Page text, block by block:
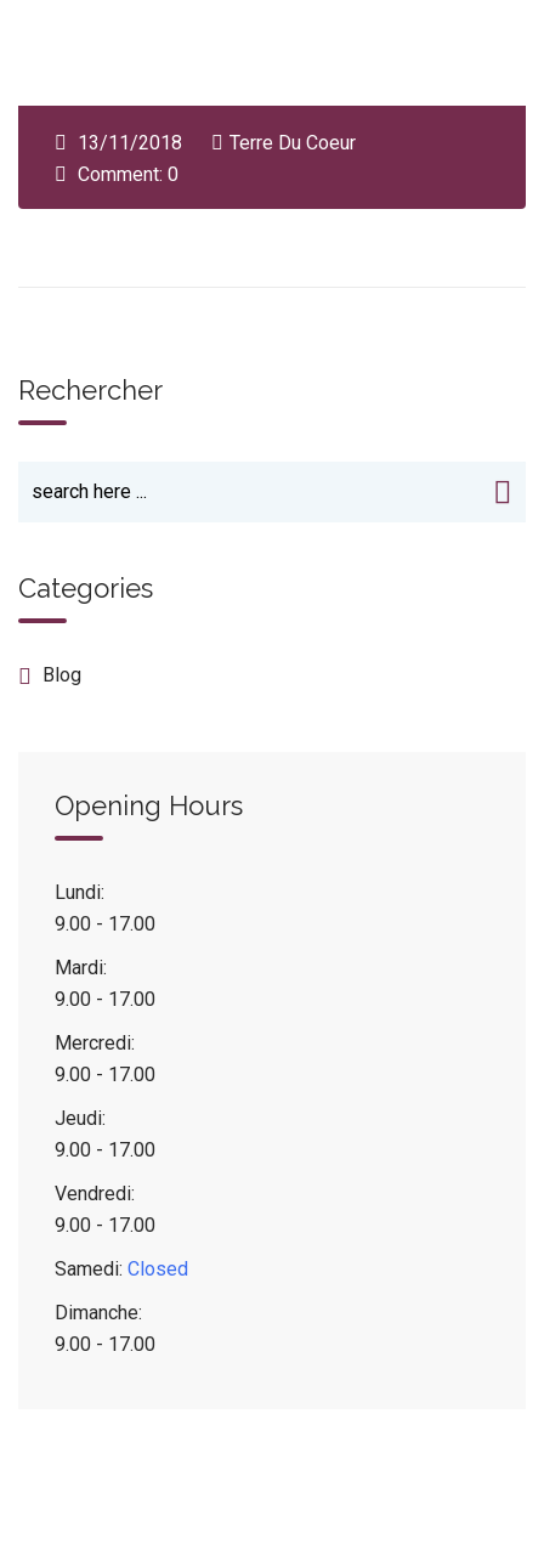
13/11/2018
Terre Du Coeur
Comment: 0
Rechercher
Categories
Blog
Opening Hours
Lundi:
9.00 - 17.00
Mardi:
9.00 - 17.00
Mercredi:
9.00 - 17.00
Jeudi:
9.00 - 17.00
Vendredi:
9.00 - 17.00
Samedi: Closed
Dimanche:
9.00 - 17.00